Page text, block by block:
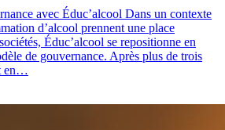
avec Éduc’alcool Dans un contexte
d’alcool prennent une place
Éduc’alcool se repositionne en
de gouvernance. Après plus de trois
en…